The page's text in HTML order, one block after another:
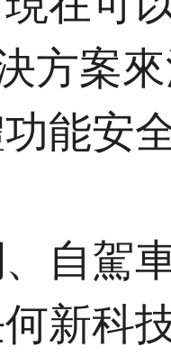
方案
能安
自駕
新科